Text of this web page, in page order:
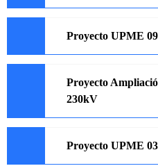
Proyecto UPME
Proyecto
230kV
Proyecto UPME